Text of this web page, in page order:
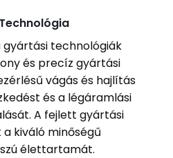
technológiák
és precíz gyártási
vágás és hajlítás
és a légáramlási
A fejlett gyártási
kiváló minőségű
élettartamát.